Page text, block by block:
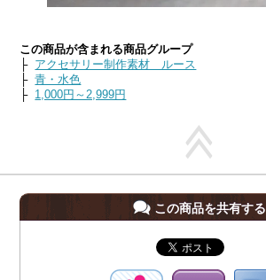
この商品が含まれる商品グループ
├ アクセサリー制作素材 ルース
├青・水色
├ 1,000円～2,999円
この商品を共有する